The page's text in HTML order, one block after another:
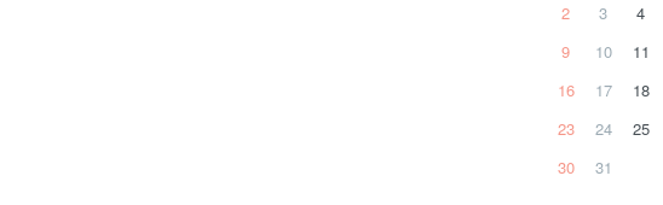
2
3 4
9
10 11
16
17 18
23
24 25
30
31